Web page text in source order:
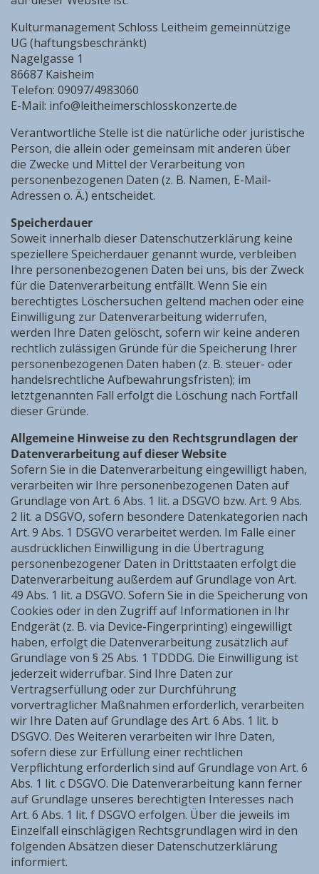
Kulturmanagement Schloss Leitheim gemeinnützige
UG (haftungsbeschränkt)
Nagelgasse 1
86687 Kaisheim
Telefon: 09097/4983060
E-Mail: info@leitheimerschlosskonzerte.de
Verantwortliche Stelle ist die natürliche oder juristische
Person, die allein oder gemeinsam mit anderen über
die Zwecke und Mittel der Verarbeitung von
personenbezogenen Daten (z. B. Namen, E-Mail-
Adressen o. Ä.) entscheidet.
Speicherdauer
​Soweit innerhalb dieser Datenschutzerklärung keine
speziellere Speicherdauer genannt wurde, verbleiben
Ihre personenbezogenen Daten bei uns, bis der Zweck
für die Datenverarbeitung entfällt. Wenn Sie ein
berechtigtes Löschersuchen geltend machen oder eine
Einwilligung zur Datenverarbeitung widerrufen,
werden Ihre Daten gelöscht, sofern wir keine anderen
rechtlich zulässigen Gründe für die Speicherung Ihrer
personenbezogenen Daten haben (z. B. steuer- oder
handelsrechtliche Aufbewahrungsfristen); im
letztgenannten Fall erfolgt die Löschung nach Fortfall
dieser Gründe.
Allgemeine Hinweise zu den Rechtsgrundlagen der
Datenverarbeitung auf dieser Website
Sofern Sie in die Datenverarbeitung eingewilligt haben,
verarbeiten wir Ihre personenbezogenen Daten auf
Grundlage von Art. 6 Abs. 1 lit. a DSGVO bzw. Art. 9 Abs.
2 lit. a DSGVO, sofern besondere Datenkategorien nach
Art. 9 Abs. 1 DSGVO verarbeitet werden. Im Falle einer
ausdrücklichen Einwilligung in die Übertragung
personenbezogener Daten in Drittstaaten erfolgt die
Datenverarbeitung außerdem auf Grundlage von Art.
49 Abs. 1 lit. a DSGVO. Sofern Sie in die Speicherung von
Cookies oder in den Zugriff auf Informationen in Ihr
Endgerät (z. B. via Device-Fingerprinting) eingewilligt
haben, erfolgt die Datenverarbeitung zusätzlich auf
Grundlage von § 25 Abs. 1 TDDDG. Die Einwilligung ist
jederzeit widerrufbar. Sind Ihre Daten zur
Vertragserfüllung oder zur Durchführung
vorvertraglicher Maßnahmen erforderlich, verarbeiten
wir Ihre Daten auf Grundlage des Art. 6 Abs. 1 lit. b
DSGVO. Des Weiteren verarbeiten wir Ihre Daten,
sofern diese zur Erfüllung einer rechtlichen
Verpflichtung erforderlich sind auf Grundlage von Art. 6
Abs. 1 lit. c DSGVO. Die Datenverarbeitung kann ferner
auf Grundlage unseres berechtigten Interesses nach
Art. 6 Abs. 1 lit. f DSGVO erfolgen. Über die jeweils im
Einzelfall einschlägigen Rechtsgrundlagen wird in den
folgenden Absätzen dieser Datenschutzerklärung
informiert.